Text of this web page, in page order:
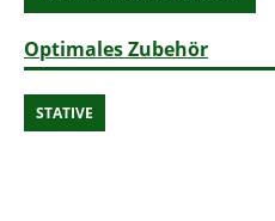
Optimales Zubehör
STATIVE